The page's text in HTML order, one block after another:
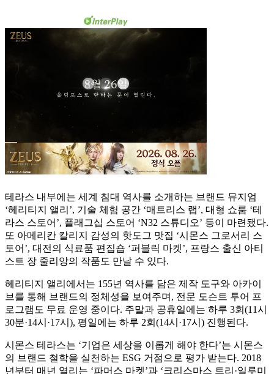
테라스 내부에는 세계 침대 역사를 소개하는 브랜드 뮤지엄
‘헤리티지 앨리’, 기술 체험 공간 ‘매트리스 랩’, 대형 쇼룸 ‘테
라스 스토어’, 플래그십 스토어 ‘N32 스튜디오’ 등이 마련됐다.
또 아메리칸 칼리지 감성의 핫도그 맛집 ‘시몬스 그로서리 스
토어’, 대전의 식료품 편집숍 ‘퍼블릭 마켓’, 프랑스 출신 아티
스트 장 줄리앙의 작품도 만날 수 있다.
헤리티지 앨리에서는 155년 역사를 담은 제작 도구와 아카이
브를 통해 브랜드의 정체성을 보여주며, 전문 도슨트 투어 프
로그램도 무료 운영 중이다. 주말과 공휴일에는 하루 3회(11시
30분·14시·17시), 평일에는 하루 2회(14시·17시) 진행된다.
시몬스 테라스는 ‘기업은 세상을 이롭게 해야 한다’는 시몬스
의 브랜드 철학을 실천하는 ESG 거점으로 평가 받는다. 2018
년부터 매년 열리는 ‘파머스 마켓’과 ‘크리스마스 트리·일루미